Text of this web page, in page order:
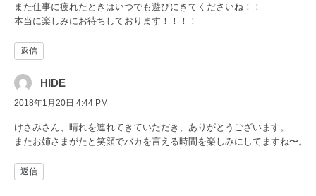
また仕事に疲れたときはいつでも遊びにきてくださいね！！
本当に楽しみにお待ちしております！！！！
返信
HIDE
2018年1月20日 4:44 PM
けさみさん、晴れを連れてきていただき、ありがとうございます。
またお姉さまがたと笑顔でバカを言える時間を楽しみにしてますね〜。
返信